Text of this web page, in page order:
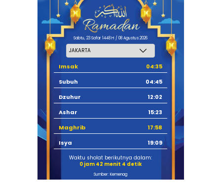
Sabtu, 23 Safar 1448 H / 08 Agustus 2026
Imsak
04:35
Subuh
04:45
Dzuhur
12:02
Ashar
15:23
Maghrib
17:58
Isya
19:09
Waktu sholat berikutnya dalam:
0 jam 42 menit 3 detik
Sumber: Kemenag